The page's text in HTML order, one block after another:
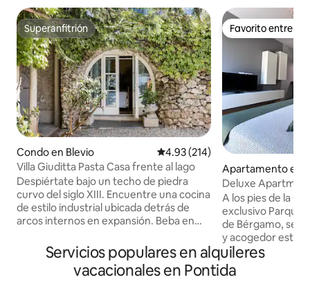
Superanfitrión
Superanfitrión
Condo en Blevio Calificación promedio: 4.93 de
4.93 (214)
Villa Giuditta Pasta Casa frente al lago
Despiértate bajo un techo de piedra
curvo del siglo XIII. Encuentre una cocina
de estilo industrial ubicada detrás de
arcos internos en expansión. Beba en
desde una hamaca sombreada. Diríjase
directamente al lago de Como desde las
soleadas terrazas del jardín. CIR: 013026-
Favorito entre
Favorito entre
Apartamento en
Deluxe
A los pies de la
exclusivo Parque
de Bérgamo, se
y acogedor
cuadrados con
amueblada,
disfrutar de
Servicios populares en alquileres
vacacionales en Pontida